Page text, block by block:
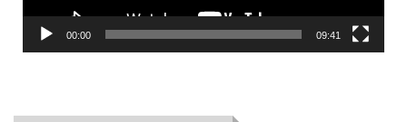
00:00 09:41